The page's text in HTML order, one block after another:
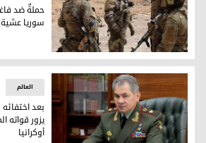
عناصر من مجموعة فاغنر الروسية
حملةٌ ضد
سوريا
العالم
بعد
يزور قواته
أوكرانيا